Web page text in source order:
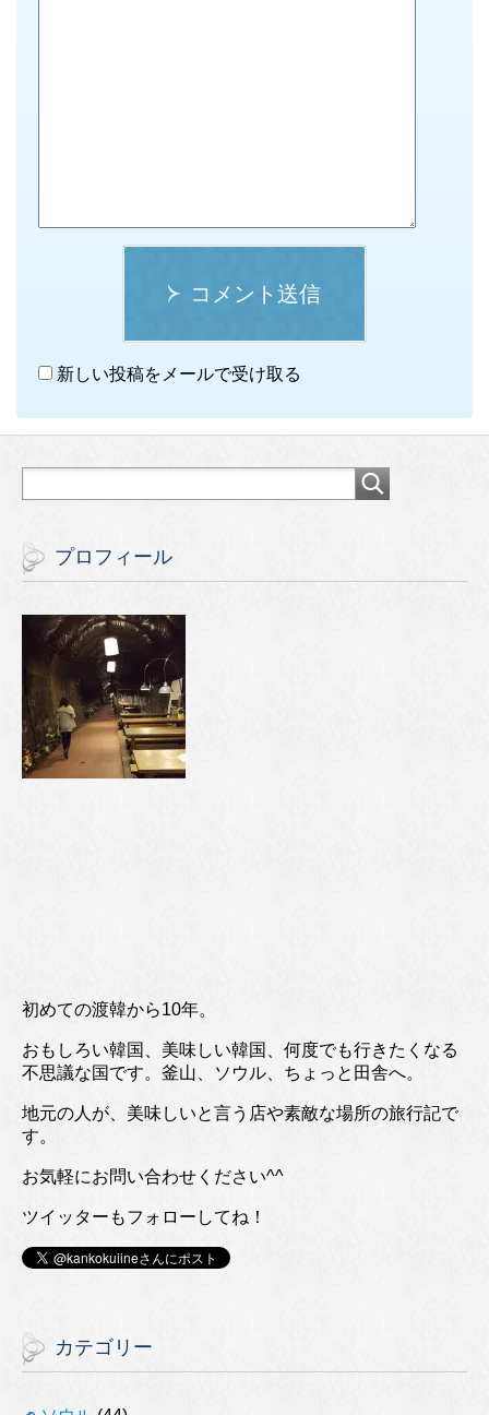
コメント送信
新しい投稿をメールで受け取る
プロフィール
初めての渡韓から10年。
おもしろい韓国、美味しい韓国、何度でも行きたくなる
不思議な国です。釜山、ソウル、ちょっと田舎へ。
地元の人が、美味しいと言う店や素敵な場所の旅行記で
す。
お気軽にお問い合わせください^^
ツイッターもフォローしてね！
カテゴリー